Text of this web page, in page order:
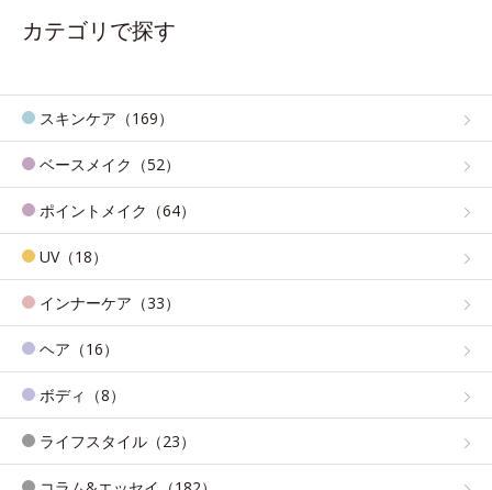
カテゴリで探す
スキンケア（169）
ベースメイク（52）
ポイントメイク（64）
UV（18）
インナーケア（33）
ヘア（16）
ボディ（8）
ライフスタイル（23）